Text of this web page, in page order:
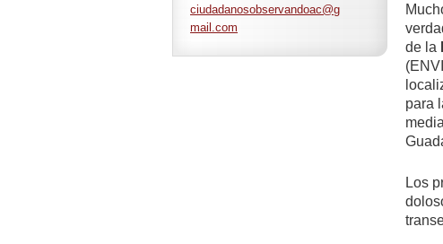
de la
para
Los
ciudadanosobservandoac@g
mail.com